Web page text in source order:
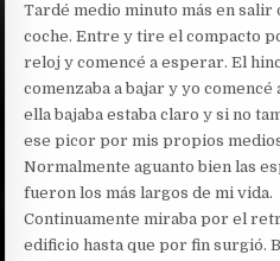
Tardé medio minuto más en salir
coche. Entre y tire el compacto
reloj y comencé a esperar. El
comenzaba a bajar y yo
ella bajaba estaba claro y si no
ese picor por mis propios
Normalmente aguanto bien las
fueron los más largos de mi vida.
Continuamente miraba por el
edificio hasta que por fin surgió.